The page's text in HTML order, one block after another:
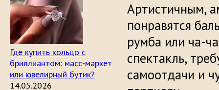
Где купить кольцо с
бриллиантом: масс-маркет
или ювелирный бутик?
14.05.2026
Артистичным,
понравятся
румба или ча-
спектакль,
самоотдачи и